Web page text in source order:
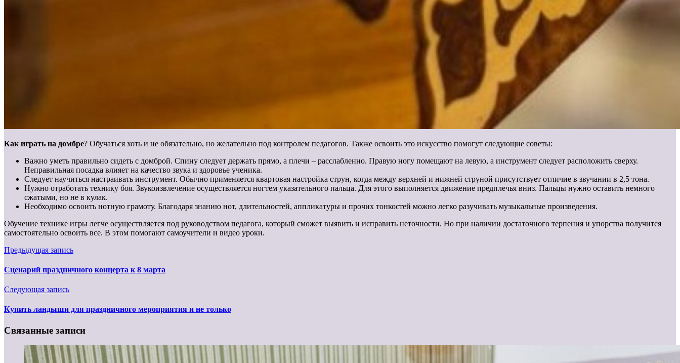
Как играть на домбре? Обучаться хоть и не обязательно, но желательно под контролем педагогов. Также освоить это искусство помогут следующие советы:
Важно уметь правильно сидеть с домброй. Спину следует держать прямо, а плечи – расслабленно. Правую ногу помещают на левую, а инструмент следует расположить сверху.
Неправильная посадка влияет на качество звука и здоровье ученика.
Следует научиться настраивать инструмент. Обычно применяется квартовая настройка струн, когда между верхней и нижней струной присутствует отличие в звучании в 2,5 тона.
Нужно отработать технику боя. Звукоизвлечение осуществляется ногтем указательного пальца. Для этого выполняется движение предплечья вниз. Пальцы нужно оставить немного
сжатыми, но не в кулак.
Необходимо освоить нотную грамоту. Благодаря знанию нот, длительностей, аппликатуры и прочих тонкостей можно легко разучивать музыкальные произведения.
Обучение технике игры легче осуществляется под руководством педагога, который сможет выявить и исправить неточности. Но при наличии достаточного терпения и упорства получится
самостоятельно освоить все. В этом помогают самоучители и видео уроки.
Предыдущая запись
Сценарий праздничного концерта к 8 марта
Следующая запись
Купить ландыши для праздничного мероприятия и не только
Связанные записи